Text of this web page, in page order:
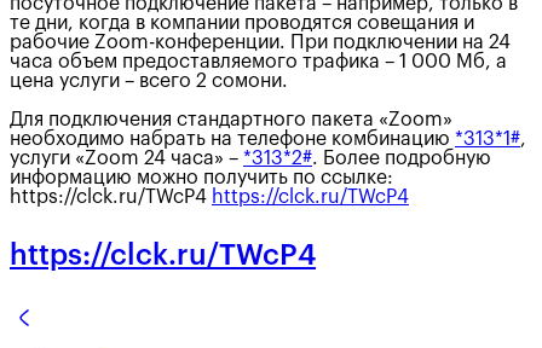
те дни, когда в компании проводятся совещания и
рабочие Zoom-конференции. При подключении на 24
часа объем предоставляемого трафика – 1 000 Мб, а
цена услуги – всего 2 сомони.
Для подключения стандартного пакета «Zoom»
необходимо набрать на телефоне комбинацию *313*1#,
услуги «Zoom 24 часа» – *313*2#. Более подробную
информацию можно получить по ссылке:
https://clck.ru/TWcP4 https://clck.ru/TWcP4
https://clck.ru/TWcP4